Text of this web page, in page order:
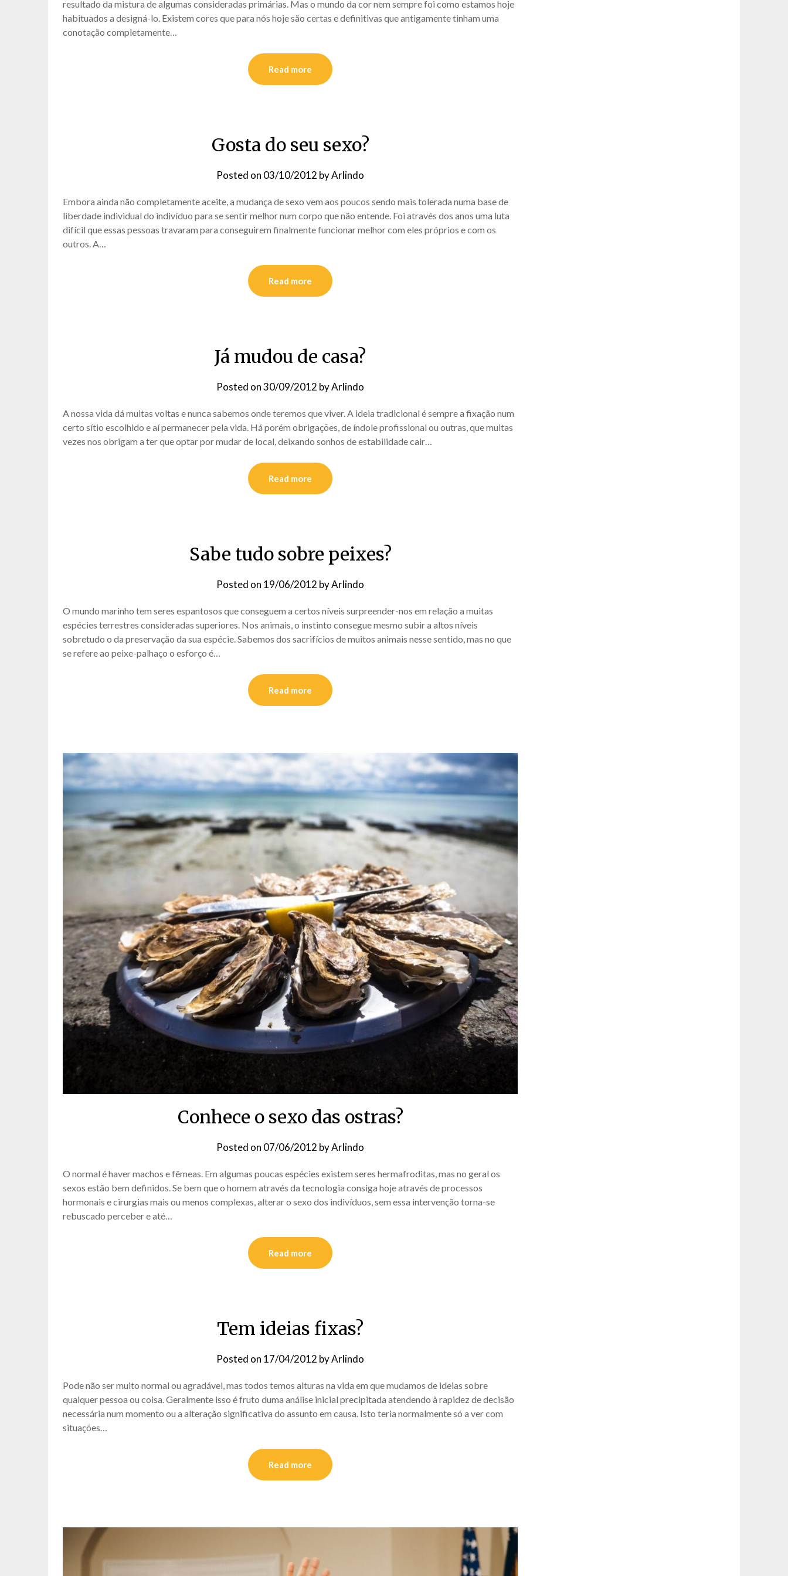
resultado da mistura de algumas consideradas primárias. Mas o mundo da cor nem sempre foi como estamos hoje
habituados a designá-lo. Existem cores que para nós hoje são certas e definitivas que antigamente tinham uma
conotação completamente…
Read more
Gosta do seu sexo?
Posted on 03/10/2012 byArlindo
Embora ainda não completamente aceite, a mudança de sexo vem aos poucos sendo mais tolerada numa base de
liberdade individual do indivíduo para se sentir melhor num corpo que não entende. Foi através dos anos uma luta
difícil que essas pessoas travaram para conseguirem finalmente funcionar melhor com eles próprios e com os
outros. A…
Read more
Já mudou de casa?
Posted on30/09/2012 byArlindo
A nossa vida dá muitas voltas e nunca sabemos onde teremos que viver. A ideia tradicional é sempre a fixação num
certo sítio escolhido e aí permanecer pela vida. Há porém obrigações, de índole profissional ou outras, que muitas
vezes nos obrigam a ter que optar por mudar de local, deixando sonhos de estabilidade cair…
Read more
Sabe tudo sobre peixes?
Posted on 19/06/2012 byArlindo
O mundo marinho tem seres espantosos que conseguem a certos níveis surpreender-nos em relação a muitas
espécies terrestres consideradas superiores. Nos animais, o instinto consegue mesmo subir a altos níveis
sobretudo o da preservação da sua espécie. Sabemos dos sacrifícios de muitos animais nesse sentido, mas no que
se refere ao peixe-palhaço o esforço é…
Read more
Conhece o sexo das ostras?
Posted on 07/06/2012 byArlindo
O normal é haver machos e fêmeas. Em algumas poucas espécies existem seres hermafroditas, mas no geral os
sexos estão bem definidos. Se bem que o homem através da tecnologia consiga hoje através de processos
hormonais e cirurgias mais ou menos complexas, alterar o sexo dos indivíduos, sem essa intervenção torna-se
rebuscado perceber e até…
Read more
Tem ideias fixas?
Posted on 17/04/2012 byArlindo
Pode não ser muito normal ou agradável, mas todos temos alturas na vida em que mudamos de ideias sobre
qualquer pessoa ou coisa. Geralmente isso é fruto duma análise inicial precipitada atendendo à rapidez de decisão
necessária num momento ou a alteração significativa do assunto em causa. Isto teria normalmente só a ver com
situações…
Read more